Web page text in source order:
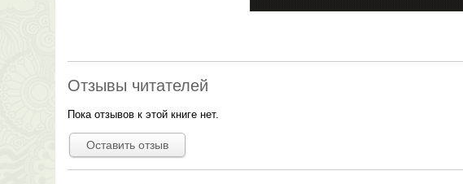
Отзывы читателей
Пока отзывов к этой книге нет.
Оставить отзыв